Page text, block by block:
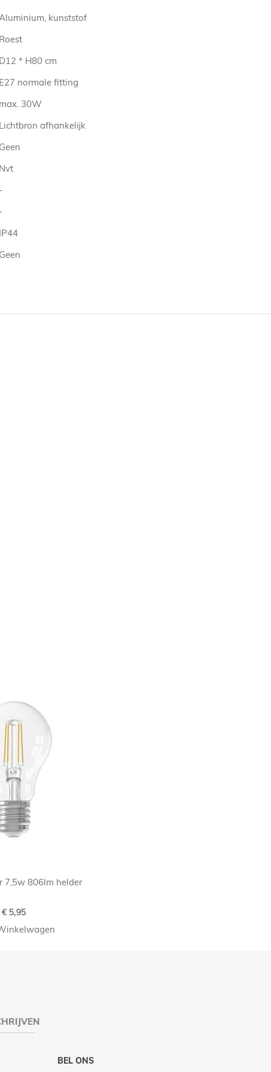
kunststof
Roest
D12 * H80 cm
E27 normale fitting
max. 30W
Lichtbron afhankelijk
Geen
Nvt
-
-
IP44
Geen
7,5w 806lm helder
€ 5,95
BEL ONS